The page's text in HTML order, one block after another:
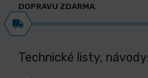
DOPRAVU ZDARMA.
Technické listy, návody: